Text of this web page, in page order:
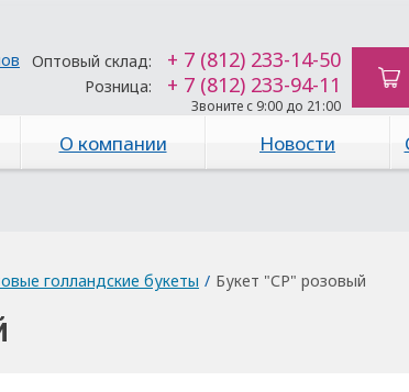
Оптовый склад: + 7 (812) 233-14-50
Розница: + 7 (812) 233-94-11
Звоните с 9:00 до 21:00
О компании Новости
голландские букеты / Букет "СР" розовый